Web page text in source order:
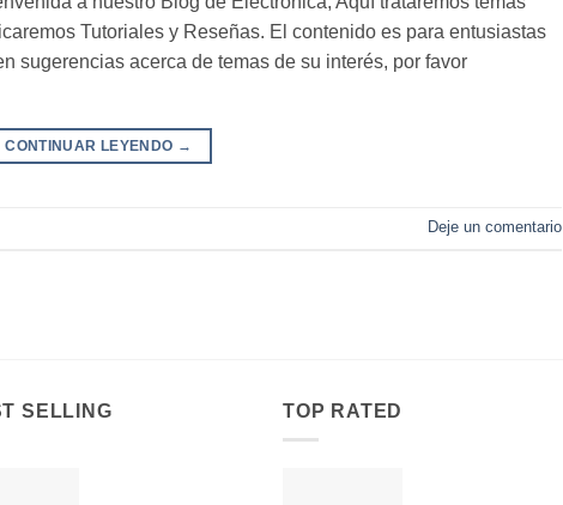
Tutoriales y Reseñas. El contenido es para entusiastas
sugerencias acerca de temas de su interés, por favor
CONTINUAR LEYENDO →
Deje un comentario
SELLING TOP RATED